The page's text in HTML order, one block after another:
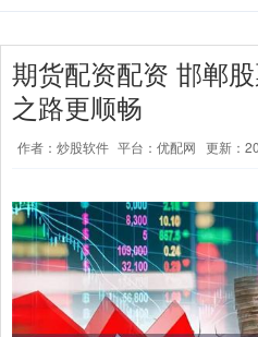
期货配资配资 邯郸
之路更顺畅
作者：炒股软件 平台：优配网 更新：